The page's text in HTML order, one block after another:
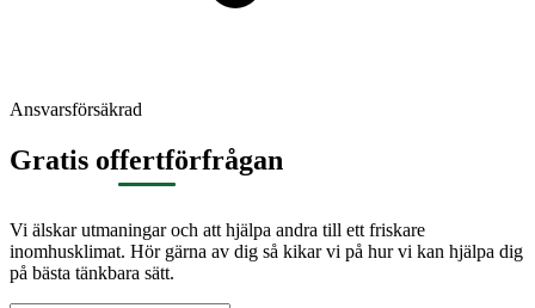
Ansvarsförsäkrad
Gratis offertförfrågan
Vi älskar utmaningar och att hjälpa andra till ett friskare
inomhusklimat. Hör gärna av dig så kikar vi på hur vi kan hjälpa dig
på bästa tänkbara sätt.